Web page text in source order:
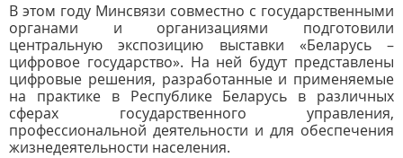
В этом году Минсвязи совместно с государственными
органами и организациями подготовили
центральную экспозицию выставки «Беларусь –
цифровое государство». На ней будут представлены
цифровые решения, разработанные и применяемые
на практике в Республике Беларусь в различных
сферах государственного управления,
профессиональной деятельности и для обеспечения
жизнедеятельности населения.